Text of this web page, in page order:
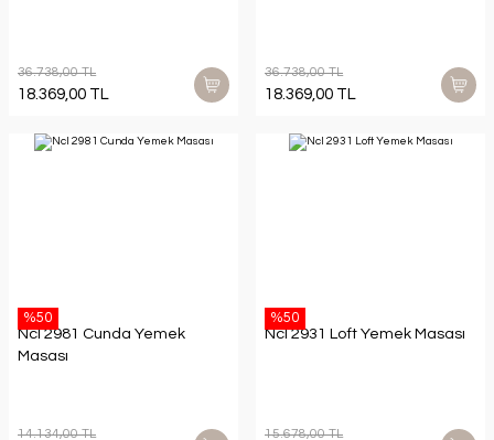
36.738,00 TL
18.369,00 TL
36.738,00 TL
18.369,00 TL
%50
Ncl 2981 Cunda Yemek
Masası
14.134,00 TL
%50
Ncl 2931 Loft Yemek Masası
15.678,00 TL